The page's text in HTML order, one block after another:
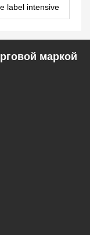
label intensive
palette 5
маркой